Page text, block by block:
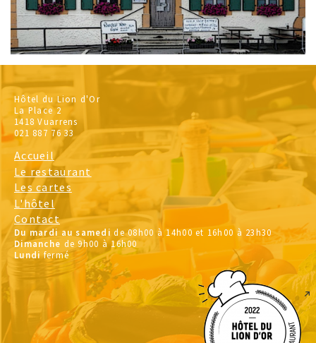
Hôtel du Lion d'Or
La Place 2
1418 Vuarrens
021 887 76 33
Accueil
Le restaurant
Les cartes
L'hôtel
Contact
Du mardi au samedi de 08h00 à 14h00 et 16h00 à 23h30
Dimanche de 9h00 à 16h00
Lundi fermé